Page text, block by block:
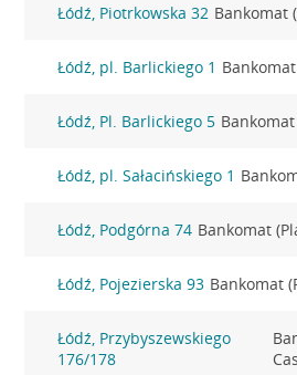
Łódź, Piotrkowska 32 Bankomat
Łódź, pl. Barlickiego 1
Łódź, Pl. Barlickiego 5
Łódź, pl. Sałacińskiego 1
Łódź, Podgórna 74 Bankomat
Łódź, Pojezierska 93 Bankomat
Łódź, Przybyszewskiego
176/178